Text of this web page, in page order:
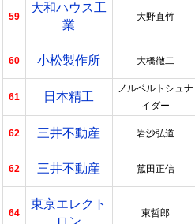
59
大和ハウス工
業
大野直竹
60 小松製作所 大橋徹二
61 日本精工
ノルベルトシュナ
イダー
62 三井不動産 岩沙弘道
62 三井不動産 菰田正信
64
東京エレクト
ロン
東哲郎